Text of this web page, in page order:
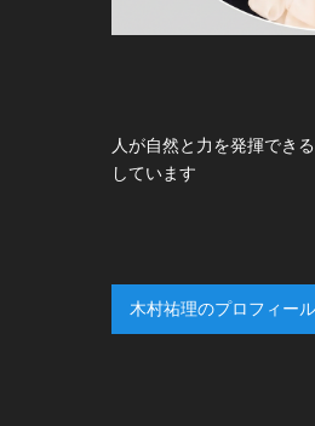
人が自然と力を発揮でき
しています
木村祐理のプロフィー